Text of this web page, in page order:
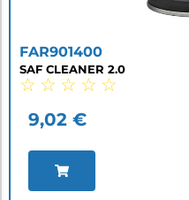
FAR901400
SAF CLEANER 2.0
☆ ☆ ☆ ☆ ☆
9,02 €